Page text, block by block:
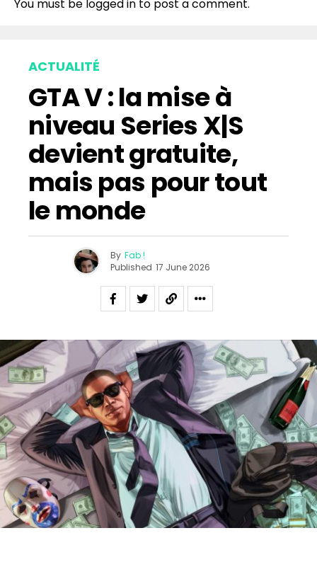
You must be logged in to post a comment.
ACTUALITÉ
GTA V : la mise à
niveau Series X|S
devient gratuite,
mais pas pour tout
le monde
By Fab !
Published 17 June 2026